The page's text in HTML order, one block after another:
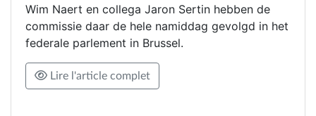
Wim Naert en collega Jaron Sertin hebben de
commissie daar de hele namiddag gevolgd in het
federale parlement in Brussel.
Lire l'article complet